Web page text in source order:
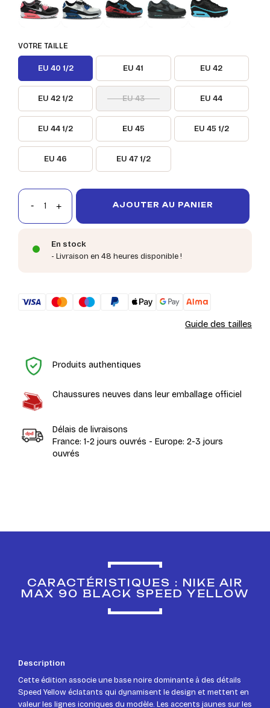
VOTRE TAILLE
EU 40 1/2 EU 41 EU 42
EU 42 1/2 EU 43 EU 44
EU 44 1/2 EU 45 EU 45 1/2
EU 46 EU 47 1/2
AJOUTER AU PANIER
En stock
- Livraison en 48 heures disponible !
Guide des tailles
Produits authentiques
Chaussures neuves dans leur emballage officiel
Délais de livraisons
France: 1-2 jours ouvrés - Europe: 2-3 jours
ouvrés
CARACTÉRISTIQUES : NIKE AIR
MAX 90 BLACK SPEED YELLOW
Description
Cette édition associe une base noire dominante à des détails
Speed Yellow éclatants qui dynamisent le design et mettent en
valeur les lignes iconiques du modèle. Les accents jaunes sur les